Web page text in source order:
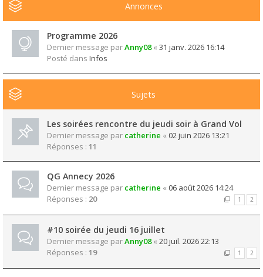
Annonces
Programme 2026
Dernier message parAnny08« 31 janv. 2026 16:14
Posté dans Infos
Sujets
Les soirées rencontre du jeudi soir à Grand Vol
Dernier message par catherine « 02 juin 2026 13:21
Réponses : 11
QG Annecy 2026
Dernier message par catherine « 06 août 2026 14:24
Réponses : 20 1 2
#10 soirée du jeudi 16 juillet
Dernier message parAnny08« 20 juil. 2026 22:13
Réponses : 19 1 2